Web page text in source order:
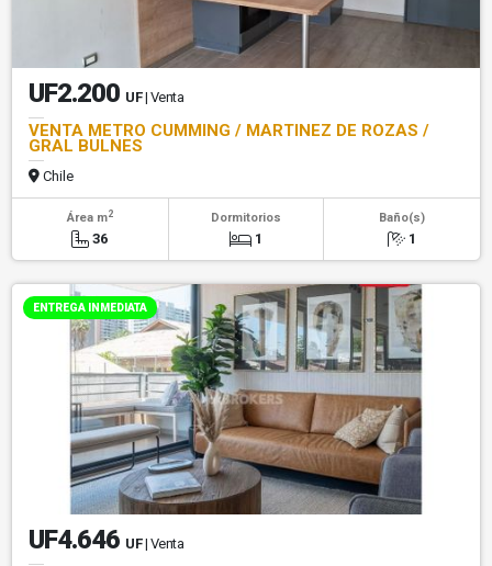
UF2.200 UF | Venta
VENTA METRO CUMMING / MARTINEZ DE ROZAS /
GRAL BULNES
Chile
Área m2
36
Dormitorios
1
Baño(s)
1
ENTREGA INMEDIATA
UF4.646 UF | Venta